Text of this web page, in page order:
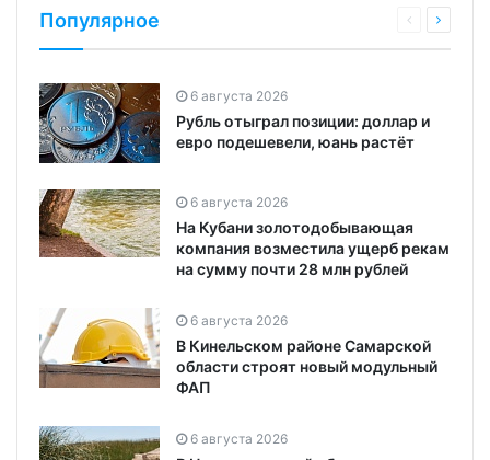
Популярное
6 августа 2026
Рубль отыграл позиции: доллар и
евро подешевели, юань растёт
6 августа 2026
На Кубани золотодобывающая
компания возместила ущерб рекам
на сумму почти 28 млн рублей
6 августа 2026
В Кинельском районе Самарской
области строят новый модульный
ФАП
6 августа 2026